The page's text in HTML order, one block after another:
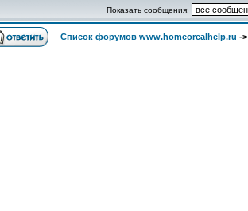
Показать сообщения:
Список форумов www.homeorealhelp.ru -